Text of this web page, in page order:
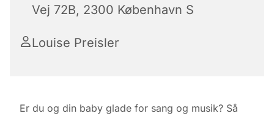
Vej 72B, 2300 København S
Louise Preisler
Er du og din baby glade for sang og musik? Så